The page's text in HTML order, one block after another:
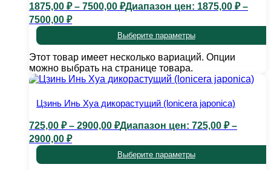
1875,00 ₽ – 7500,00 ₽Диапазон цен: 1875,00 ₽ –
7500,00 ₽
Выберите параметры
Этот товар имеет несколько вариаций. Опции
можно выбрать на странице товара.
Цзинь Инь Хуа дикорастущий (lonicera japonica)
725,00 ₽ – 2900,00 ₽Диапазон цен: 725,00 ₽ –
2900,00 ₽
Выберите параметры